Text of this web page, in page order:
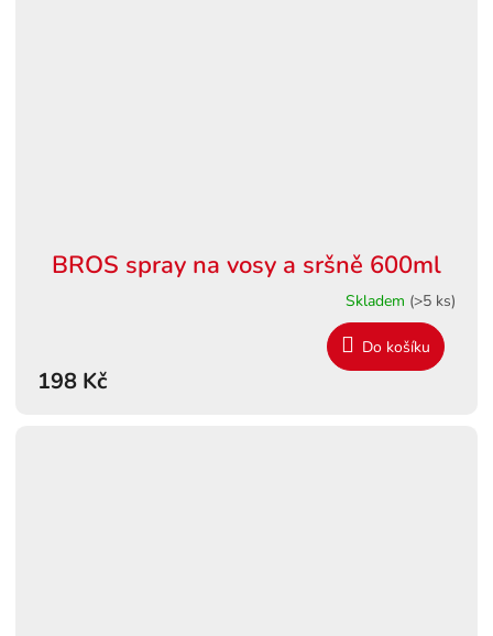
BROS spray na vosy a sršně 600ml
Skladem (>5 ks)
198 Kč
Do košíku